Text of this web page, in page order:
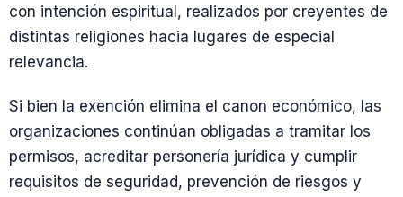
con intención espiritual, realizados por creyentes de
distintas religiones hacia lugares de especial
relevancia.
Si bien la exención elimina el canon económico, las
organizaciones continúan obligadas a tramitar los
permisos, acreditar personería jurídica y cumplir
requisitos de seguridad, prevención de riesgos y